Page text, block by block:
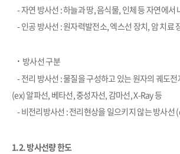
-자연 방사선 : 하늘과 땅, 음식물, 인체 등 자연에서
-인공 방사선 : 원자력발전소, 엑스선 장치, 암 치료
​· 방사선 구분
-전리 방사선 : 물질을 구성하고 있는 원자의 궤도
(ex) 알파선, 베타선, 중성자선, 감마선, X-Ray 등
-비전리방사선 : 전리현상을 일으키지 않는 방사선
1.2.방사선량 한도